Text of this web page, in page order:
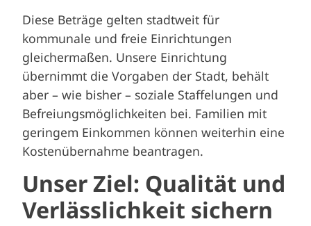
Diese Beträge gelten stadtweit für
kommunale und freie Einrichtungen
gleichermaßen. Unsere Einrichtung
übernimmt die Vorgaben der Stadt, behält
aber – wie bisher – soziale Staffelungen und
Befreiungsmöglichkeiten bei. Familien mit
geringem Einkommen können weiterhin eine
Kostenübernahme beantragen.
Unser Ziel: Qualität und
Verlässlichkeit sichern